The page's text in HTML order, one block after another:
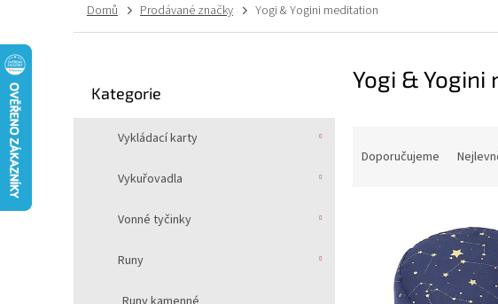
Domů Prodávané značky Yogi & Yogini meditation
Přeskočit
kategorie
Kategorie
Vykládací karty
Vykuřovadla
Vonné tyčinky
Runy
Yogi &
Doporučujeme